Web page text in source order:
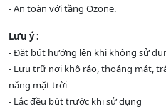
- An toàn với tầng Ozone.
Lưu ý :
- Đặt bút hướng lên khi không sử
- Lưu trữ nơi khô ráo, thoáng mát,
nắng mặt trời
- Lắc đều bút trước khi sử dụng